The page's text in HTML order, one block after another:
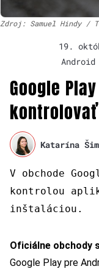
Zdroj: Samuel Hindy /
19.
Android
Google
Katarína
V obchode
kontrolou
inštaláciou.
Oficiálne obchody
Google Play pre